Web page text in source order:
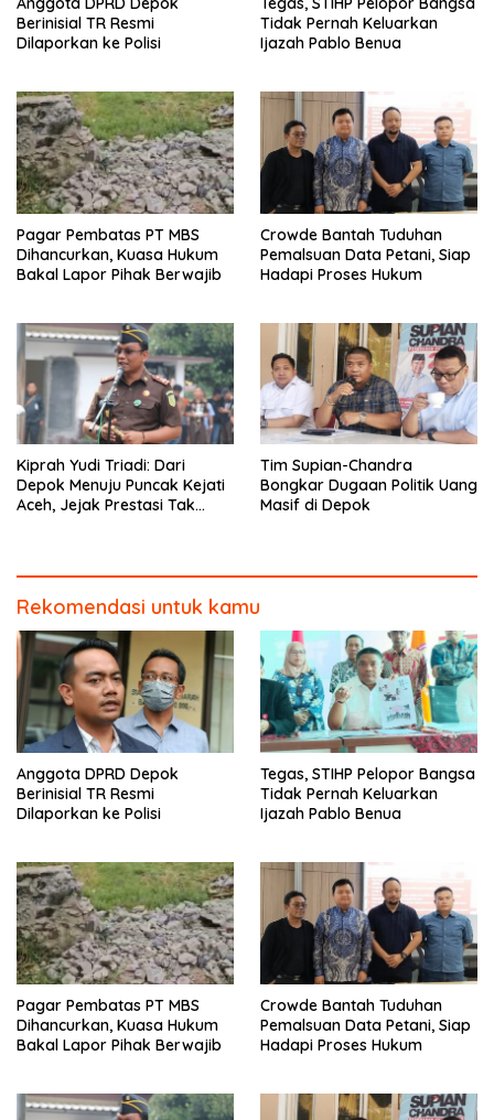
Berinisial TR Resmi
Dilaporkan ke Polisi
Tidak Pernah Keluarkan
Ijazah Pablo Benua
Pagar Pembatas PT MBS
Dihancurkan, Kuasa Hukum
Bakal Lapor Pihak Berwajib
Crowde Bantah Tuduhan
Pemalsuan Data Petani, Siap
Hadapi Proses Hukum
Kiprah Yudi Triadi: Dari
Depok Menuju Puncak Kejati
Aceh, Jejak Prestasi Tak
Tim Supian-Chandra
Bongkar Dugaan Politik Uang
Masif di Depok
Rekomendasi untuk kamu
Anggota DPRD Depok
Berinisial TR Resmi
Dilaporkan ke Polisi
Tegas, STIHP Pelopor Bangsa
Tidak Pernah Keluarkan
Ijazah Pablo Benua
Pagar Pembatas PT MBS
Dihancurkan, Kuasa Hukum
Bakal Lapor Pihak Berwajib
Crowde Bantah Tuduhan
Pemalsuan Data Petani, Siap
Hadapi Proses Hukum